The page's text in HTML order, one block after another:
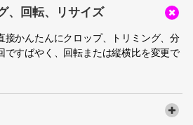
、回転、リサイズ
接かんたんにクロップ、トリミング、分
ですばやく、回転または縦横比を変更で